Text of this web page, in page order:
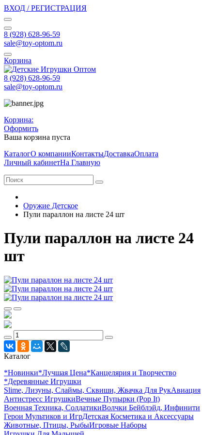
ВХОД / РЕГИСТРАЦИЯ
8 (928) 628-96-59
sale@toy-optom.ru
Корзина
8 (928) 628-96-59
sale@toy-optom.ru
Корзина:
Оформить
Ваша корзина пуста
КаталогО компанииКонтактыДоставкаОплата
Личный кабинетНа Главную
Оружие Детское
Пули параллон на листе 24 шт
Пули параллон на листе 24
шт
Каталог
*Новинки*Лучшая Цена*Канцелярия и Творчество
*Деревянные Игрушки
Slime, Лизуны, Слаймы, Сквиши, Жвачка Для РукАвиация
Антистресс ИгрушкиВечные Пупырки (Pop It)
Военная Техника, СолдатикиВолчки Бейблэйд, Инфинити
Герои Мультиков и ИгрДетcкая Косметика и Аксессуары
Животные, Птицы, РыбыИгровые Наборы